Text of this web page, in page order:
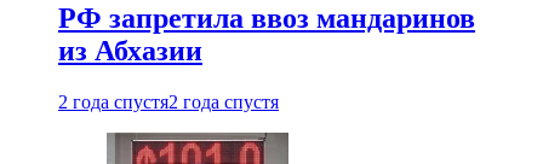
РФ запретила ввоз мандаринов
из Абхазии
2 года спустя2 года спустя